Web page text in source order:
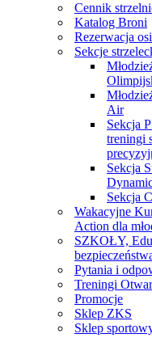
Cennik
Katalog Broni
Rezerwacja osi
Sekcje
Air
Sekcja
treningi
Sekcja
Sekcja
Wakacyjne
Action dla
SZKOŁY,
Pytania i
Treningi
Promocje
Sklep ZKS
Sklep